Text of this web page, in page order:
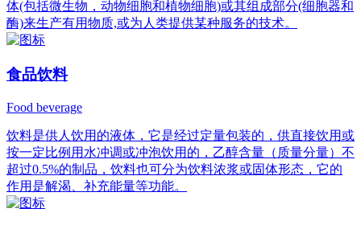
体(包括微生物，动物细胞和植物细胞)或其组成部分(细胞器和
酶)来生产有用物质,或为人类提供某种服务的技术。
食品饮料
Food beverage
饮料是供人饮用的液体，它是经过定量包装的，供直接饮用或
按一定比例用水冲调或冲泡饮用的，乙醇含量（质量分量）不
超过0.5%的制品，饮料也可分为饮料浓浆或固体形态，它的
作用是解渴、补充能量等功能。